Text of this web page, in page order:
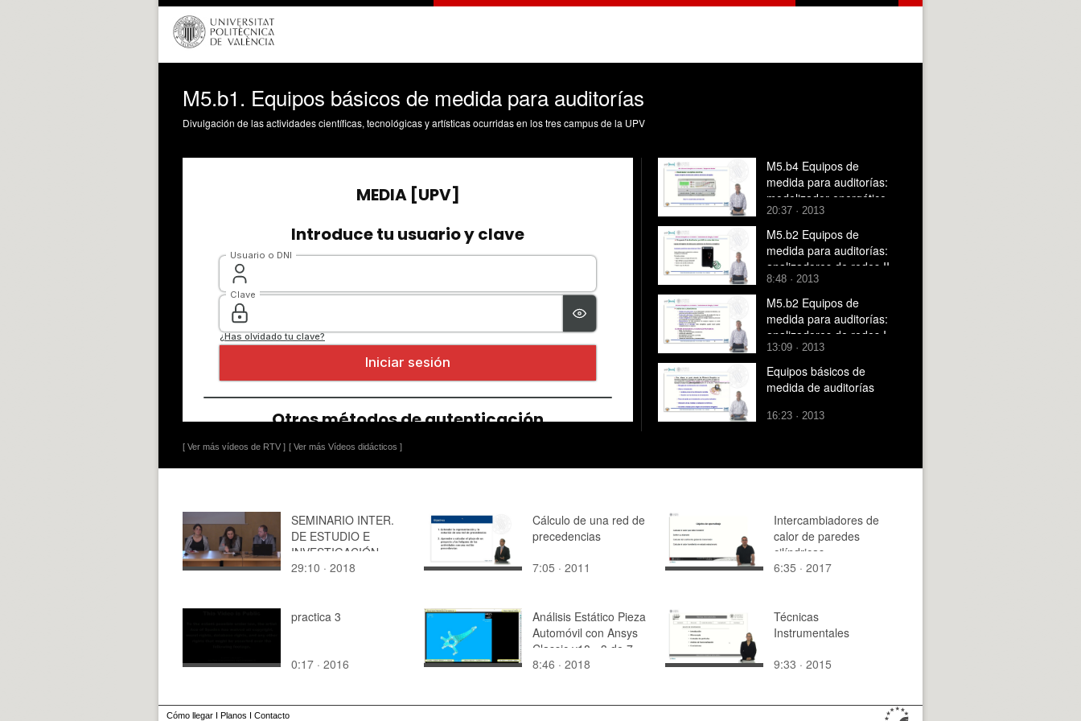
M5.b1. Equipos básicos de medida para auditorías
Divulgación de las actividades científicas, tecnológicas y artísticas ocurridas en los tres campus de la UPV
[ Ver más vídeos de RTV ] [ Ver más Vídeos didácticos ]
M5.b4 Equipos de
medida para auditorías:
modelizador energético
20:37 · 2013
M5.b2 Equipos de
medida para auditorías:
analizadores de redes II
8:48 · 2013
M5.b2 Equipos de
medida para auditorías:
analizadores de redes I
13:09 · 2013
Equipos básicos de
medida de auditorías
16:23 · 2013
SEMINARIO INTER.
DE ESTUDIO E
INVESTIGACIÓN
SOBRE EL
REVALORIZACIÓN,
PATRIMÓNIO
29:10 · 2018
Cálculo de una red de
precedencias
7:05 · 2011
Intercambiadores de
calor de paredes
cilíndricas
6:35 · 2017
practica 3
0:17 · 2016
Análisis Estático Pieza
Automóvil con Ansys
Classic v18 - 3 de 7
8:46 · 2018
Técnicas
Instrumentales
9:33 · 2015
Cómo llegar I Planos I Contacto